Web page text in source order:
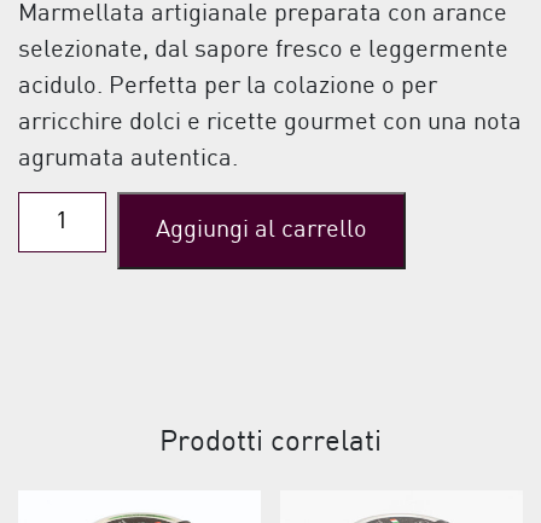
Marmellata artigianale preparata con arance
selezionate, dal sapore fresco e leggermente
acidulo. Perfetta per la colazione o per
arricchire dolci e ricette gourmet con una nota
agrumata autentica.
Marmellata
Aggiungi al carrello
Prodotti correlati